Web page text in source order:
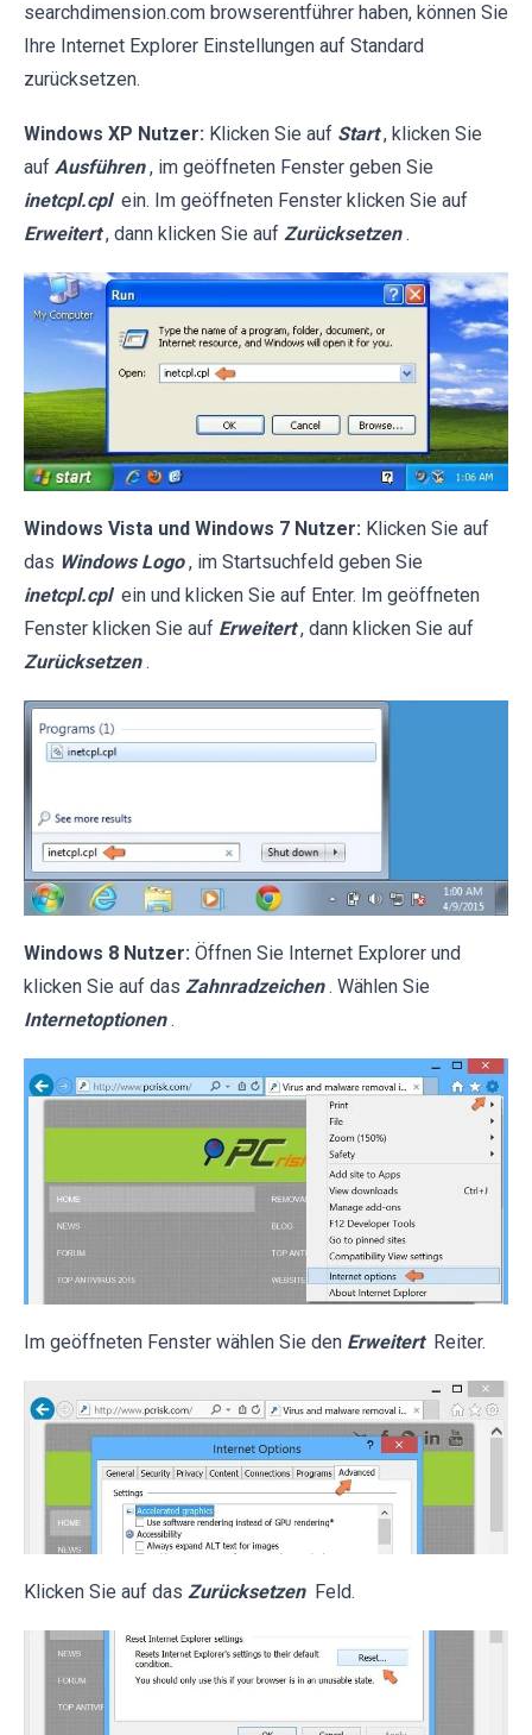
searchdimension.com browserentführer haben, können Sie
Ihre Internet Explorer Einstellungen auf Standard
zurücksetzen.
Windows XP Nutzer: Klicken Sie auf Start , klicken Sie
auf Ausführen , im geöffneten Fenster geben Sie
inetcpl.cpl ein. Im geöffneten Fenster klicken Sie auf
Erweitert , dann klicken Sie auf Zurücksetzen .
Windows Vista und Windows 7 Nutzer: Klicken Sie auf
das Windows Logo , im Startsuchfeld geben Sie
inetcpl.cpl ein und klicken Sie auf Enter. Im geöffneten
Fenster klicken Sie auf Erweitert , dann klicken Sie auf
Zurücksetzen .
Windows 8 Nutzer: Öffnen Sie Internet Explorer und
klicken Sie auf das Zahnradzeichen . Wählen Sie
Internetoptionen .
Im geöffneten Fenster wählen Sie den Erweitert Reiter.
Klicken Sie auf das Zurücksetzen Feld.